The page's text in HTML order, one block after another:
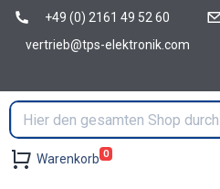
+49 (0) 2161 49 52 60
vertrieb@tps-elektronik.com
Warenkorb 0